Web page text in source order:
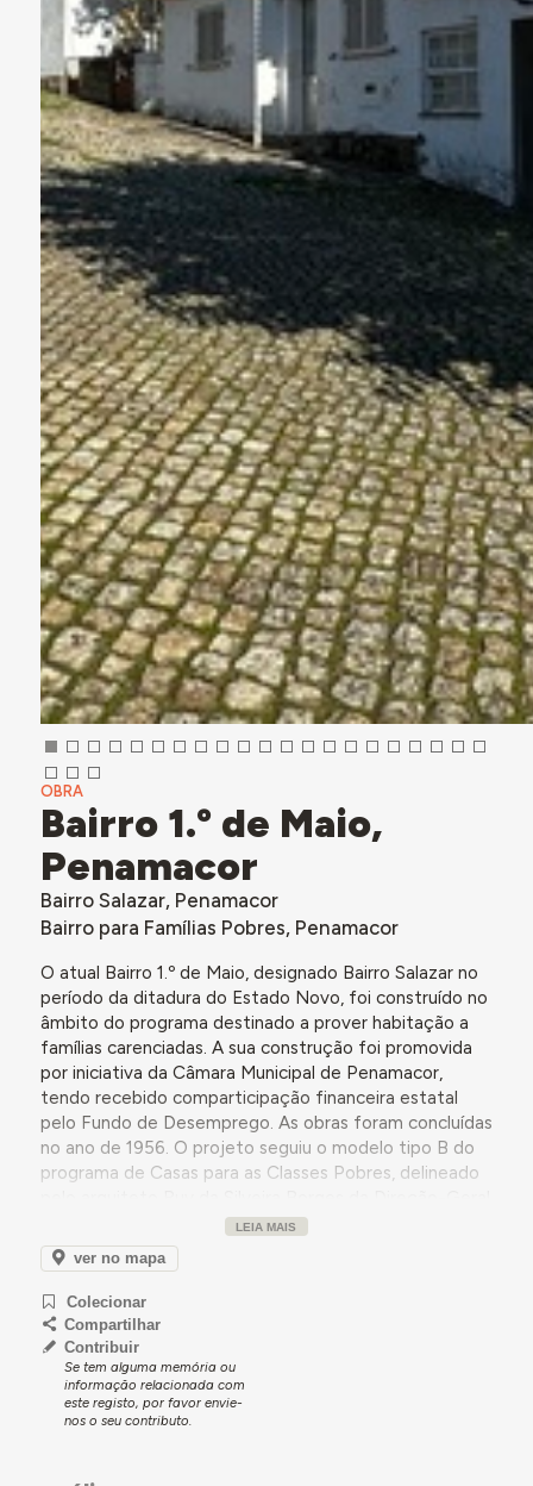
OBRA
Bairro 1.º de Maio,
Penamacor
Bairro Salazar, Penamacor
Bairro para Famílias Pobres, Penamacor
O atual Bairro 1.º de Maio, designado Bairro Salazar no
período da ditadura do Estado Novo, foi construído no
âmbito do programa destinado a prover habitação a
famílias carenciadas. A sua construção foi promovida
por iniciativa da Câmara Municipal de Penamacor,
tendo recebido comparticipação financeira estatal
pelo Fundo de Desemprego. As obras foram concluídas
no ano de 1956. O projeto seguiu o modelo tipo B do
programa de Casas para as Classes Pobres, delineado
dos Serviços de Urbanização.
No início da década de 1980, perante a necessidade
esboço para reconversão deste bairro municipal - que
se encontrava degradado - pelo Fundo de Fomento da
Habitação (FFH). Nessa altura, as casas eram
arrendadas pelo município. No caso de os edifícios
serem recuperáveis, poderiam ser concedidos
empréstimos através do Programa para a
LEIA MAIS
ver no mapa
Colecionar
Compartilhar
Contribuir
Se tem alguma memória ou
informação relacionada com
este registo, por favor envie-
nos o seu contributo.